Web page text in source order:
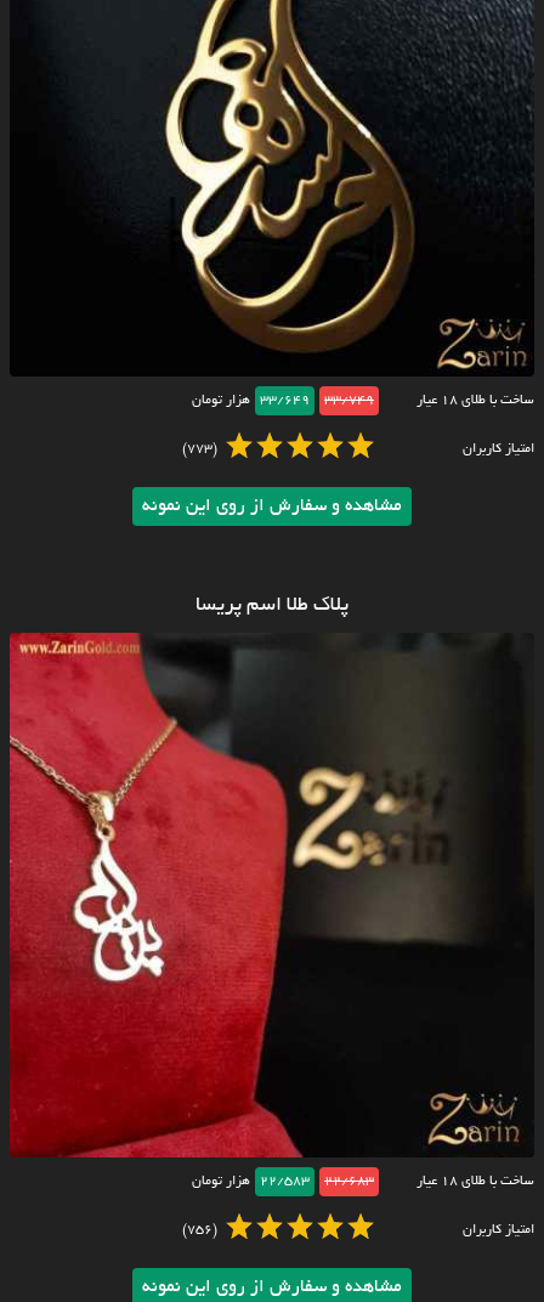
ساخت با طلای ۱۸ عیار 33/749
33/649 هزار تومان
امتیاز کاربران (773)
مشاهده و سفارش از روی این نمونه
پلاک طلا اسم پریسا
ساخت با طلای ۱۸ عیار 22/683
22/583 هزار تومان
امتیاز کاربران (756)
مشاهده و سفارش از روی این نمونه